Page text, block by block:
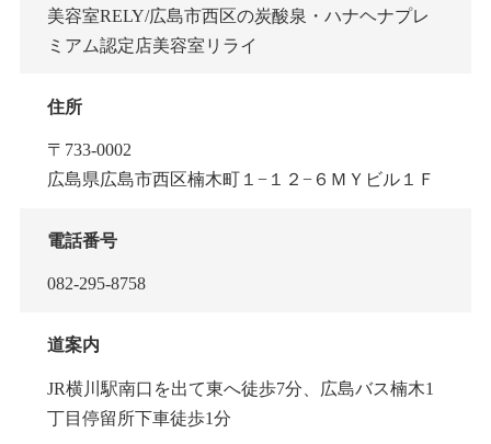
美容室RELY/広島市西区の炭酸泉・ハナヘナプレ
ミアム認定店美容室リライ
住所
〒733-0002
広島県広島市西区楠木町１−１２−６ＭＹビル１Ｆ
電話番号
082-295-8758
道案内
JR横川駅南口を出て東へ徒歩7分、広島バス楠木1
丁目停留所下車徒歩1分